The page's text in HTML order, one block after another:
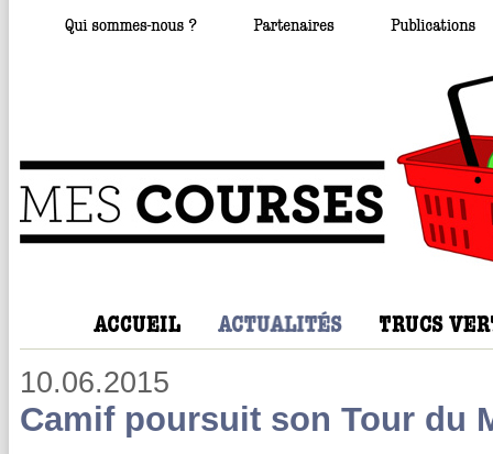
10.06.2015
Camif poursuit son Tour du